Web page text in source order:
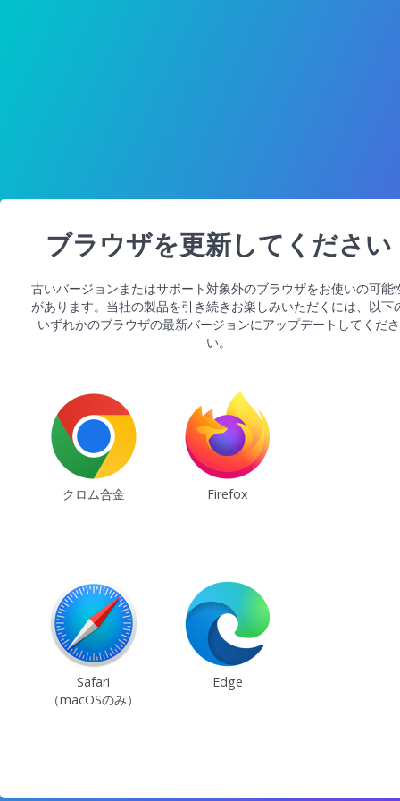
ブラウザを更新してください
古いバージョンまたはサポート対象外のブラウザをお使いの可能
があります。当社の製品を引き続きお楽しみいただくには、以下
いずれかのブラウザの最新バージョンにアップデートしてくださ
い。
クロム合金 Firefox
Safari
（macOSのみ）
Edge